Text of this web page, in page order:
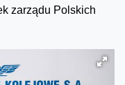
zarządu Polskich